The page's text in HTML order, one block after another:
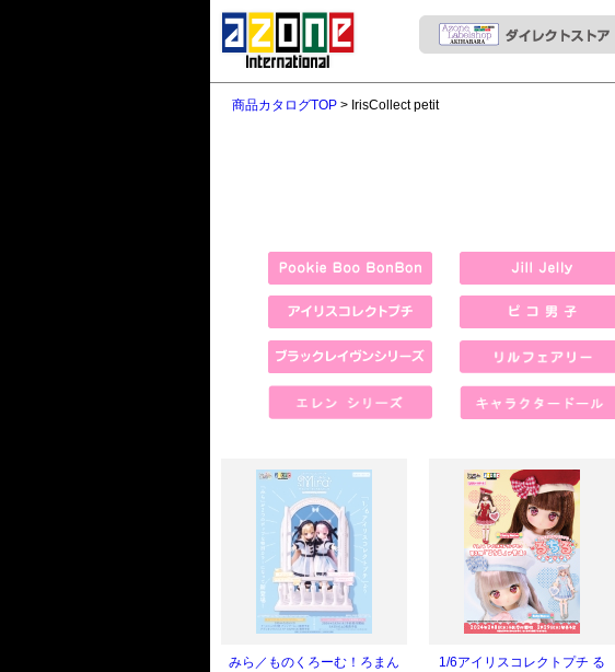
商品カタログTOP > IrisCollect petit
みら／ものくろーむ！ろまん
1/6アイリスコレクトプチ る